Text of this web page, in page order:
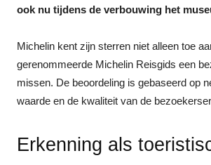
ook nu tijdens de verbouwing het
Michelin kent zijn sterren niet alleen toe
gerenommeerde Michelin Reisgids een
missen. De beoordeling is gebaseerd op
waarde en de kwaliteit van de
Erkenning als